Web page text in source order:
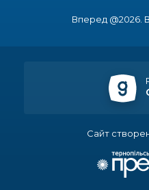
спецрахунки
Перемога
Бахмутяни грали
Вперед @2026.
Сайт